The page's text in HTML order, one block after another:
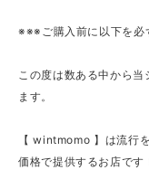
※※※ご購入前に以下を
この度は数ある中から
ます。
【 wintmomo 】は流行
価格で提供するお店です